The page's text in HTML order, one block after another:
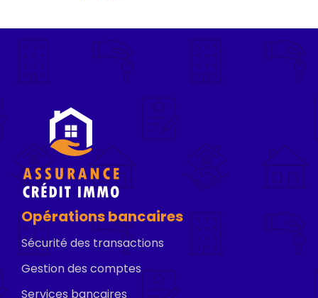
Opérations bancaires
Sécurité des transactions
Gestion des comptes
Services bancaires